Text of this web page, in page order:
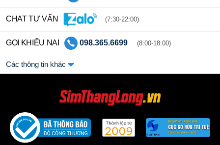
CHAT TƯ VẤN (7:30-22:00)
GỌI KHIẾU NẠI 098.365.6699 (8:00-18:00)
Các thông tin khác